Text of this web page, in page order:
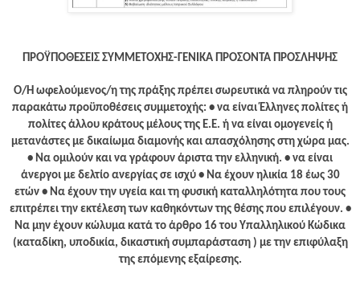
ΠΡΟΫΠΟΘΕΣΕΙΣ ΣΥΜΜΕΤΟΧΗΣ-ΓΕΝΙΚΑ ΠΡΟΣΟΝΤΑ ΠΡΟΣΛΗΨΗΣ
Ο/Η ωφελούμενος/η της πράξης πρέπει σωρευτικά να πληρούν τις
παρακάτω προϋποθέσεις συμμετοχής: • να είναι Έλληνες πολίτες ή
πολίτες άλλου κράτους μέλους της Ε.Ε. ή να είναι ομογενείς ή
μετανάστες με δικαίωμα διαμονής και απασχόλησης στη χώρα μας.
• Να ομιλούν και να γράφουν άριστα την ελληνική. • να είναι
άνεργοι με δελτίο ανεργίας σε ισχύ • Να έχουν ηλικία 18 έως 30
ετών • Να έχουν την υγεία και τη φυσική καταλληλότητα που τους
επιτρέπει την εκτέλεση των καθηκόντων της θέσης που επιλέγουν. •
Να μην έχουν κώλυμα κατά το άρθρο 16 του Υπαλληλικού Κώδικα
(καταδίκη, υποδικία, δικαστική συμπαράσταση ) με την επιφύλαξη
της επόμενης εξαίρεσης.